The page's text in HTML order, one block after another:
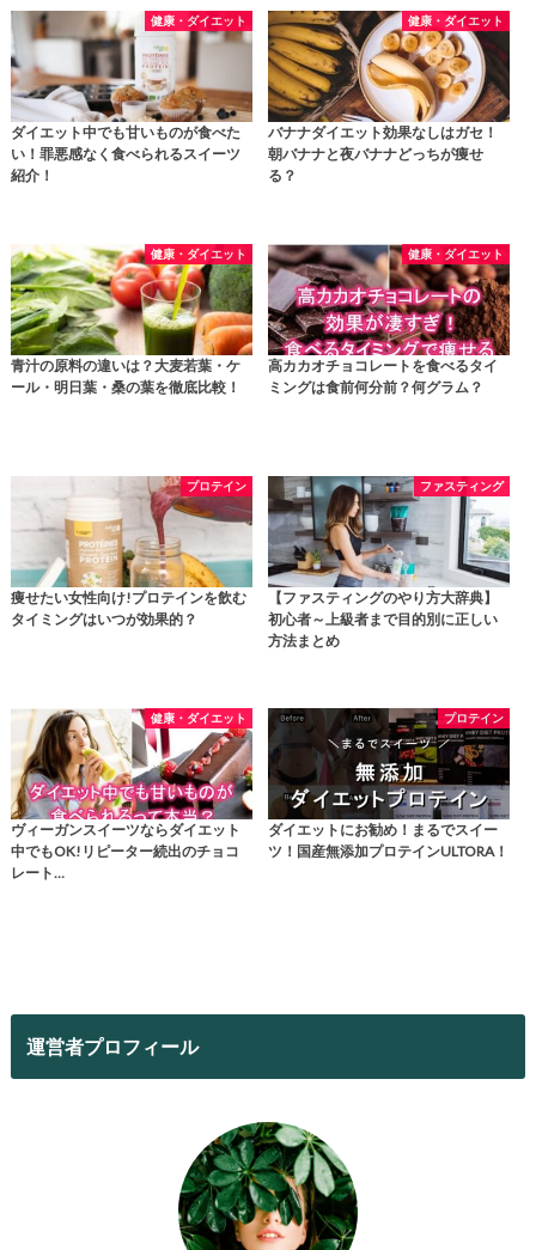
健康・ダイエット
ダイエット中でも甘いものが食べた
い！罪悪感なく食べられるスイーツ
紹介！
健康・ダイエット
バナナダイエット効果なしはガセ！
朝バナナと夜バナナどっちが痩せ
る？
健康・ダイエット
青汁の原料の違いは？大麦若葉・ケ
ール・明日葉・桑の葉を徹底比較！
健康・ダイエット
高カカオチョコレートを食べるタイ
ミングは食前何分前？何グラム？
プロテイン
痩せたい女性向け!プロテインを飲む
タイミングはいつが効果的？
ファスティング
【ファスティングのやり方大辞典】
初心者～上級者まで目的別に正しい
方法まとめ
健康・ダイエット
ヴィーガンスイーツならダイエット
中でもOK!リピーター続出のチョコ
レート…
プロテイン
ダイエットにお勧め！まるでスイー
ツ！国産無添加プロテインULTORA！
運営者プロフィール